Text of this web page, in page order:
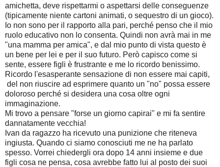
amichetta, deve rispettarmi o aspettarsi delle conseguenze
(tipicamente niente cartoni animati, o sequestro di un gioco).
Io non sono per il rapporto alla pari, perché penso che il mio
ruolo educativo non lo consenta. Quindi non avrà mai in me
"una mamma per amica", e dal mio punto di vista questo è
un bene per lei e per il suo futuro. Però capisco come si
sente, essere figli è frustrante e me lo ricordo benissimo.
Ricordo l'esasperante sensazione di non essere mai capiti,
del non riuscire ad esprimere quanto un "no" possa essere
doloroso perché si desidera una cosa oltre ogni
immaginazione.
Mi trovo a pensare "forse un giorno capirai" e mi fa sentire
dannatamente vecchia!
Ivan da ragazzo ha ricevuto una punizione che riteneva
ingiusta. Quando ci siamo conosciuti me ne ha parlato
spesso. Vorrei chiedergli ora dopo 14 anni insieme e due
figli cosa ne pensa, cosa avrebbe fatto lui al posto dei suoi